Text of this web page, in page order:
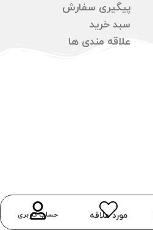
پیگیری سفارش
سبد خرید
علاقه مندی ها
مورد علاقه حساب کاربری